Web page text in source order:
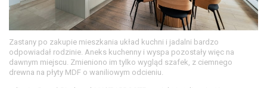
Zastany po zakupie mieszkania układ kuchni i jadalni bardzo
odpowiadał rodzinie. Aneks kuchenny i wyspa pozostały więc na
dawnym miejscu. Zmieniono im tylko wygląd szafek, z ciemnego
drewna na płyty MDF o waniliowym odcieniu.